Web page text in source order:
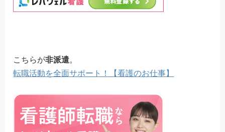
こちらが非派遣。
転職活動を全面サポート！【看護のお仕事】